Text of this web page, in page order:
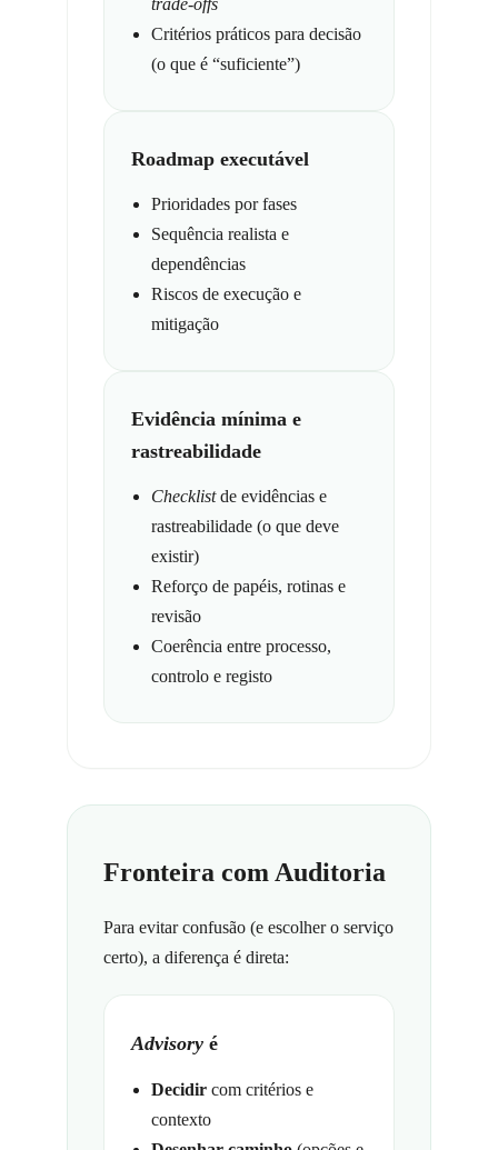
trade-offs
Critérios práticos para decisão
(o que é “suficiente”)
Roadmap executável
Prioridades por fases
Sequência realista e
dependências
Riscos de execução e
mitigação
Evidência mínima e
rastreabilidade
Checklistde evidências e
rastreabilidade (o que deve
existir)
Reforço de papéis, rotinas e
revisão
Coerência entre processo,
controlo e registo
Fronteira com Auditoria
Para evitar confusão (e escolher o serviço
certo), a diferença é direta:
Advisory é
Decidircom critérios e
contexto